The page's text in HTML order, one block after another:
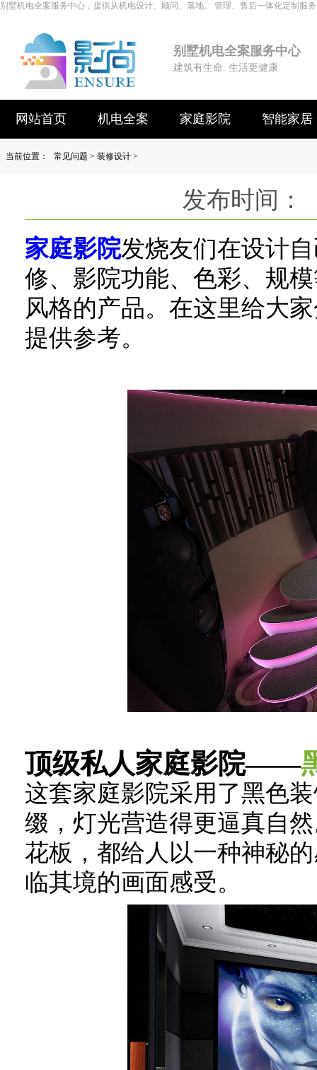
别墅机电全案服务中心，提供从机电设计、顾问、落地、 管理、售后一体化定制服务
别墅机电全案服务中心
建筑有生命. 生活更健康
网站首页 机电全案 家庭影院 智能家居
当前位置： 常见问题 > 装修设计 >
发布时间：
家庭影院发烧友们在设计
修、影院功能、色彩、规
风格的产品。在这里给大
提供参考。
顶级私人家庭影院——
这套家庭影院采用了黑色
缀，灯光营造得更逼真自
花板，都给人以一种神秘
临其境的画面感受。